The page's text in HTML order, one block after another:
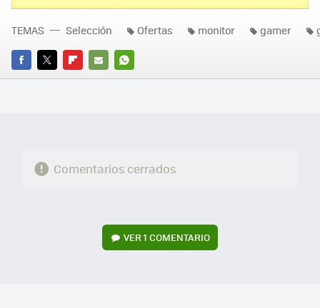
FACEBOOK
TWITTERFLIPBOARD
E-
WHATSAPP
TEMAS Selección Ofertas monitor gamer
Comentarios cerrados
VER1 COMENTARIO